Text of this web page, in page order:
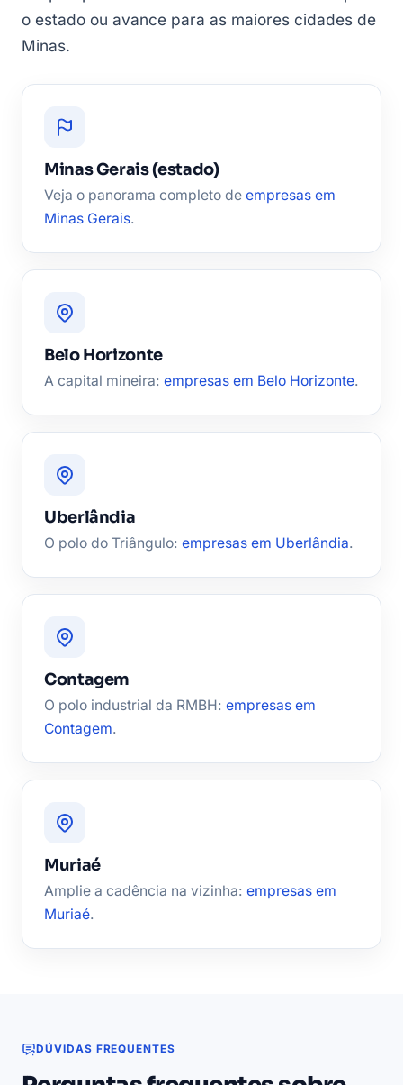
o estado ou avance para as maiores cidades de
Minas.
Minas Gerais (estado)
Veja o panorama completo de empresas em
Minas Gerais.
Belo Horizonte
A capital mineira: empresas em Belo Horizonte.
Uberlândia
O polo do Triângulo: empresas em Uberlândia.
Contagem
O polo industrial da RMBH: empresas em
Contagem.
Muriaé
Amplie a cadência na vizinha: empresas em
Muriaé.
DÚVIDAS FREQUENTES